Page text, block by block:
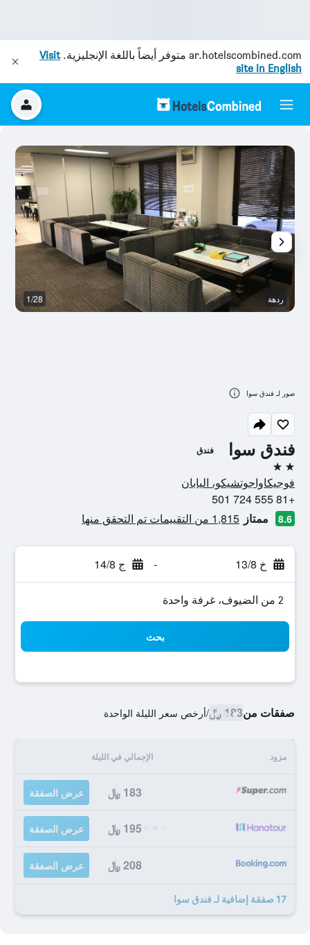
ar.hotelscombined.com متوفر أيضاً باللغة الإنجليزية.Visit
site in English
فندق سوا فندق
2 نجمتين
فوجيكاواجوتشيكو، اليابان
+81 555 724 501
8.6 ممتاز 1,815 من التقييمات تم التحقق منها
خ 13/8 - ج 14/8
2 من الضيوف، غرفة واحدة
بحث
صفقات من183 ﷼ /أرخص سعر الليلة الواحدة
مزود الإجمالي في الليلة
183 ﷼ عرض الصفقة
195 ﷼ عرض الصفقة
208 ﷼ عرض الصفقة
17 صفقة إضافية لـ فندق سوا
ردهة 1/28
صور لـ فندق سوا